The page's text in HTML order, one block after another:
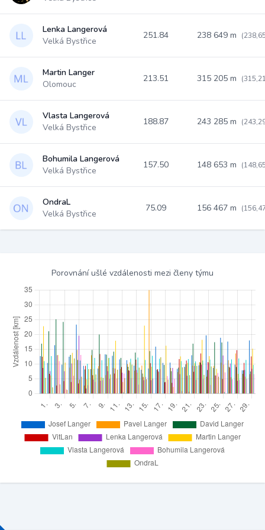
Lenka Langerová
Velká Bystřice
251.84 238 649 m
Martin Langer
Olomouc
213.51 315 205 m
Vlasta Langerová
Velká Bystřice
188.87 243 285 m
Bohumila Langerová
Velká Bystřice
157.50 148 653 m
OndraL
Velká Bystřice
75.09 156 467 m
Porovnání ušlé vzdálenosti mezi členy týmu